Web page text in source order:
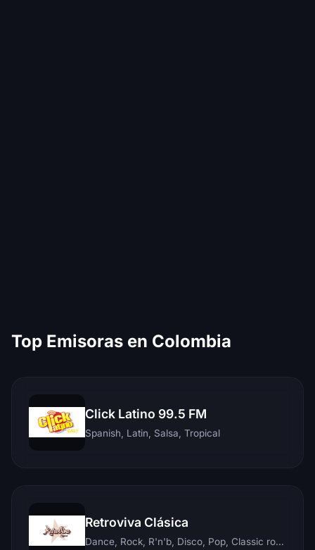
Top Emisoras en Colombia
Click Latino 99.5 FM
Spanish, Latin, Salsa, Tropical
Retroviva Clásica
Dance, Rock, R'n'b, Disco, Pop, Classic rock, Techno, Reggae